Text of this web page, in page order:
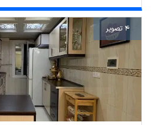
4 تصویر